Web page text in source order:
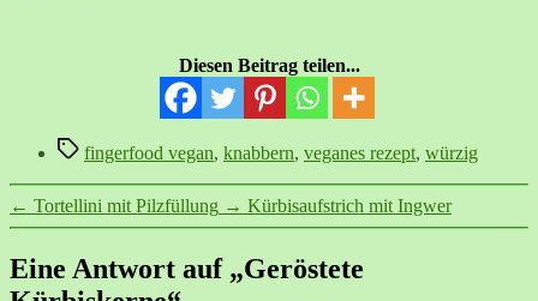
Diesen Beitrag teilen...
Schlagwörter
fingerfood vegan, knabbern, veganes rezept, würzig
← Tortellini mit Pilzfüllung → Kürbisaufstrich mit Ingwer
Eine Antwort auf „Geröstete